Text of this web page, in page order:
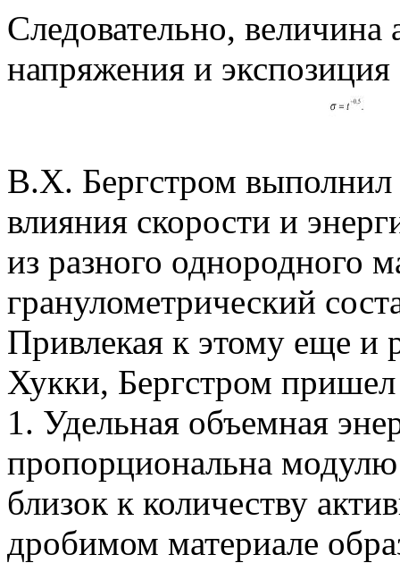
Следовательно,
напряжения и
В.Х. Бергстром
влияния скорости и
из разного однородного
гранулометрический
Привлекая к этому еще и
Хукки, Бергстром
1. Удельная объемная
пропорциональна
близок к количеству
дробимом материале